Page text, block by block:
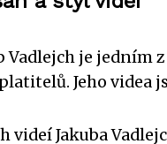
Vadlejch je jedním
Jeho videa
videí Jakuba